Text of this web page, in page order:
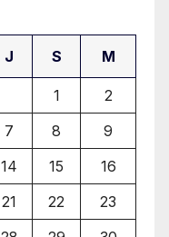
J S M
1
2
7 8
9
14 15
16
21 22
23